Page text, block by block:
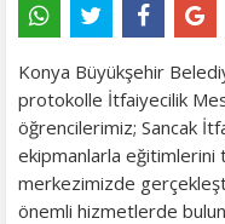
Konya Büyükşehir
protokolle İtfaiyecilik
öğrencilerimiz; Sancak
ekipmanlarla eğitimlerini
merkezimizde
önemli hizmetlerde